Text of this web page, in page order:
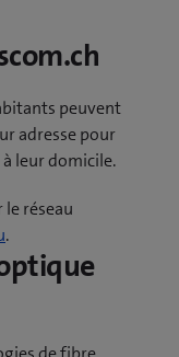
peuvent
adresse pour
leur domicile.
réseau
.